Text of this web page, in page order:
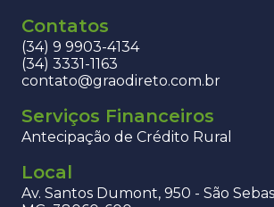
Contatos
(34) 9 9903-4134
(34) 3331-1163
contato@graodireto.com.br
Serviços Financeiros
Antecipação de Crédito Rural
Local
Av. Santos Dumont, 950 - São